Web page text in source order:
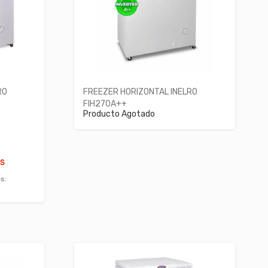
FREEZER HORIZONTAL INELRO
FIH270A++
Producto Agotado